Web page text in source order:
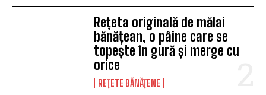
Rețeta originală de mălai
bănățean, o pâine care se
topește în gură și merge cu
orice
REȚETE BĂNĂȚENE